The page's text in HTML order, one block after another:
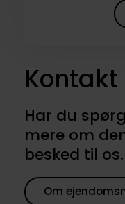
Kontakt
Har du
mere om
besked til os.
Om